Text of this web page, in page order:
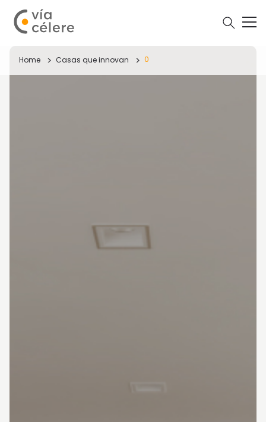
Home Casas que innovan 0